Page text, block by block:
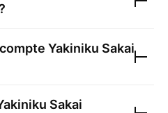
Yakiniku Sakai
Sakai